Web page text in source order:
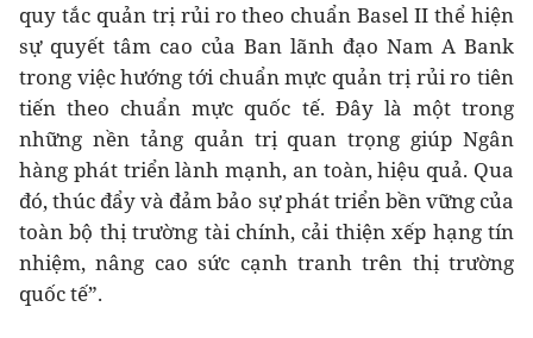
quy tắc quản trị rủi ro theo chuẩn Basel II thể hiện
sự quyết tâm cao của Ban lãnh đạo Nam A Bank
trong việc hướng tới chuẩn mực quản trị rủi ro tiên
tiến theo chuẩn mực quốc tế. Đây là một trong
những nền tảng quản trị quan trọng giúp Ngân
hàng phát triển lành mạnh, an toàn, hiệu quả. Qua
đó, thúc đẩy và đảm bảo sự phát triển bền vững của
toàn bộ thị trường tài chính, cải thiện xếp hạng tín
nhiệm, nâng cao sức cạnh tranh trên thị trường
quốc tế”.